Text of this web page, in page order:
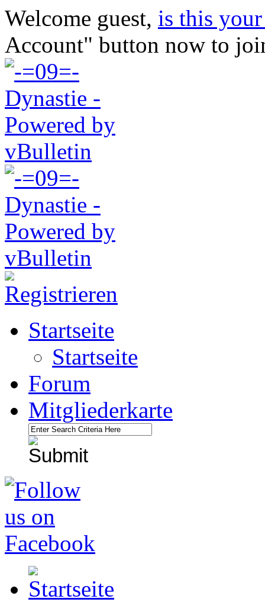
Welcome guest, is this
Account" button now to
Startseite
Startseite
Forum
Mitgliederkarte